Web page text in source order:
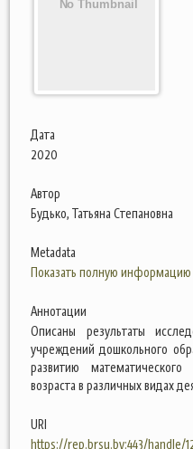
Дата
2020
Автор
Будько, Татьяна Степановна
Metadata
Показать полную информацию
Аннотации
Описаны результаты
учреждений дошкольного
развитию
возраста в различных видах
URI
https://rep.brsu.by:443/handle/